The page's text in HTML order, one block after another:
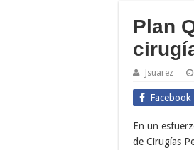
Plan
Jsuarez
Facebook
En un
de Cirugías